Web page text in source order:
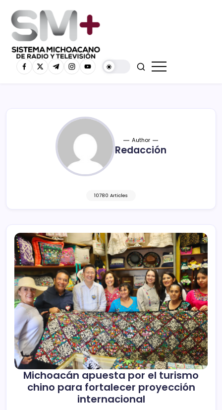
Author
Redacción
10780 Articles
Michoacán apuesta por el turismo
chino para fortalecer proyección
internacional